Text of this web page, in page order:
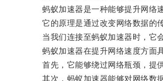
蚂蚁加速器是一种能够提升网络速
它的原理是通过改变网络数据的传
当我们连接至蚂蚁加速器时，它会
蚂蚁加速器在提升网络速度方面具
首先，它能够绕过网络瓶颈，提供
其次，蚂蚁加速器能够对网络数据